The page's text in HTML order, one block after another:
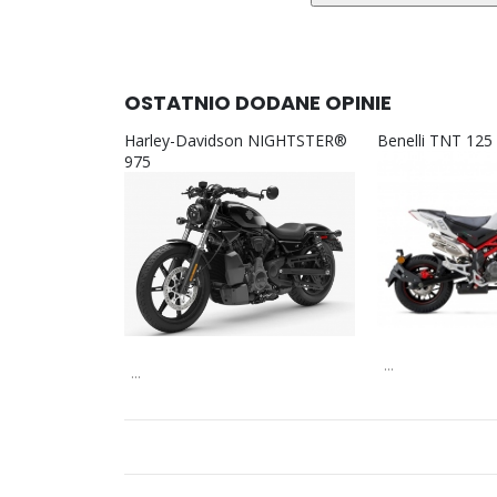
OSTATNIO DODANE OPINIE
Harley-Davidson NIGHTSTER®
975
...
Benelli TNT 125
...